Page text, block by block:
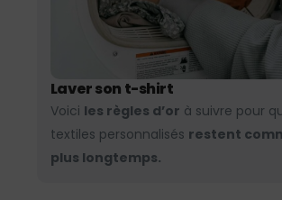
Laver son t-shirt
Voici les règles d’or à suivre pour
textiles personnalisés restent
plus longtemps.